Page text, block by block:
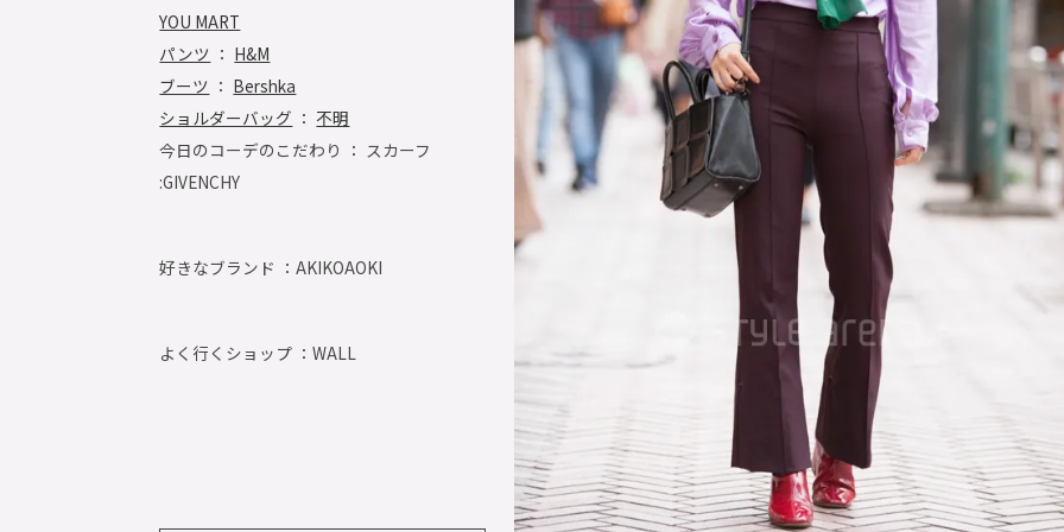
YOU MART
パンツ ： H&M
ブーツ ： Bershka
ショルダーバッグ ： 不明
今日のコーデのこだわり ： スカーフ
:GIVENCHY
好きなブランド ：AKIKOAOKI
よく行くショップ ：WALL